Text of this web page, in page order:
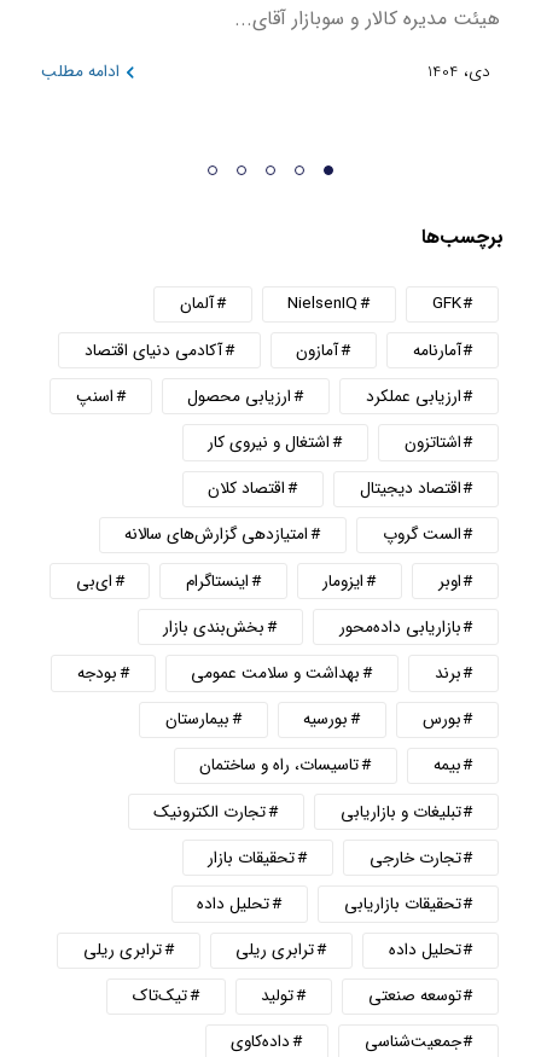
هیئت مدیره کالار و سوبازار آقای...
دی، 1404 ادامه مطلب
برچسب‌ها
GFK
NielsenIQ
آلمان
آمارنامه
آمازون
آکادمی دنیای اقتصاد
ارزیابی عملکرد
ارزیابی محصول
اسنپ
اشتاتزون
اشتغال و نیروی کار
اقتصاد دیجیتال
اقتصاد کلان
الست گروپ
امتیازدهی گزارش‌های سالانه
اوبر
ایزومار اینستاگرام
ای‌بی
بازاریابی داده‌محور
بخش‌بندی بازار
برند
بهداشت و سلامت عمومی
بودجه
بورس
بورسیه
بیمارستان
بیمه
تاسیسات، راه و ساختمان
تبلیغات و بازاریابی
تجارت الکترونیک
تجارت خارجی
تحقیقات بازار
تحقیقات بازاریابی
تحلیل داده
تحلیل داده
ترابری ریلی
ترابری ریلی
توسعه صنعتی
تولید
تیک‌تاک
جمعیت‌شناسی
داده‌کاوی